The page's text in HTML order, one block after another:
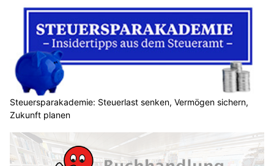
Steuersparakademie: Steuerlast senken, Vermögen sichern,
Zukunft planen